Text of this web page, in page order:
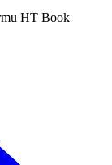
HT Book